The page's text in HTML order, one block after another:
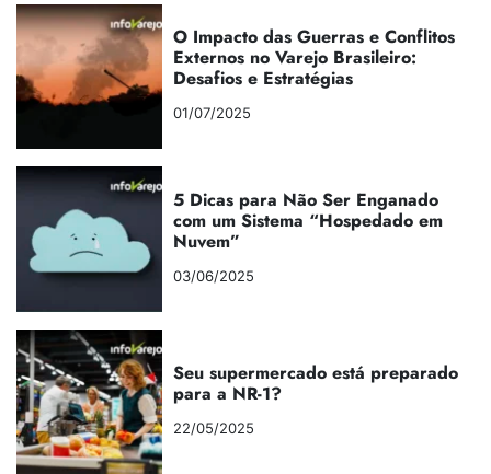
O Impacto das Guerras e Conflitos
Externos no Varejo Brasileiro:
Desafios e Estratégias
01/07/2025
5 Dicas para Não Ser Enganado
com um Sistema “Hospedado em
Nuvem”
03/06/2025
Seu supermercado está preparado
para a NR-1?
22/05/2025